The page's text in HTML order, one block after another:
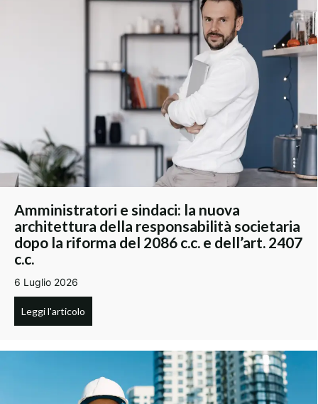
Amministratori e sindaci: la nuova
architettura della responsabilità societaria
dopo la riforma del 2086 c.c. e dell’art. 2407
c.c.
6 Luglio 2026
Leggi l'articolo